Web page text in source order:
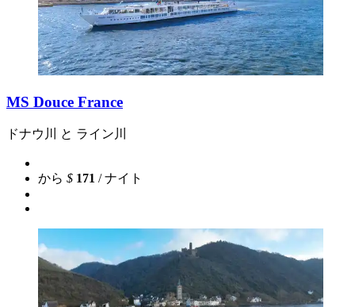
MS Douce France
ドナウ川 と ライン川
から $ 171 / ナイト